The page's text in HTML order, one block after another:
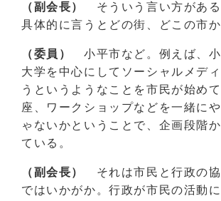
（副会長）
そういう言い方があ
具体的に言うとどの街、どこの市か
（委員）
小平市など。例えば、
大学を中心にしてソーシャルメデ
うというようなことを市民が始め
座、ワークショップなどを一緒に
ゃないかということで、企画段階
ている。
（副会長）
それは市民と行政の
ではいかがか。行政が市民の活動